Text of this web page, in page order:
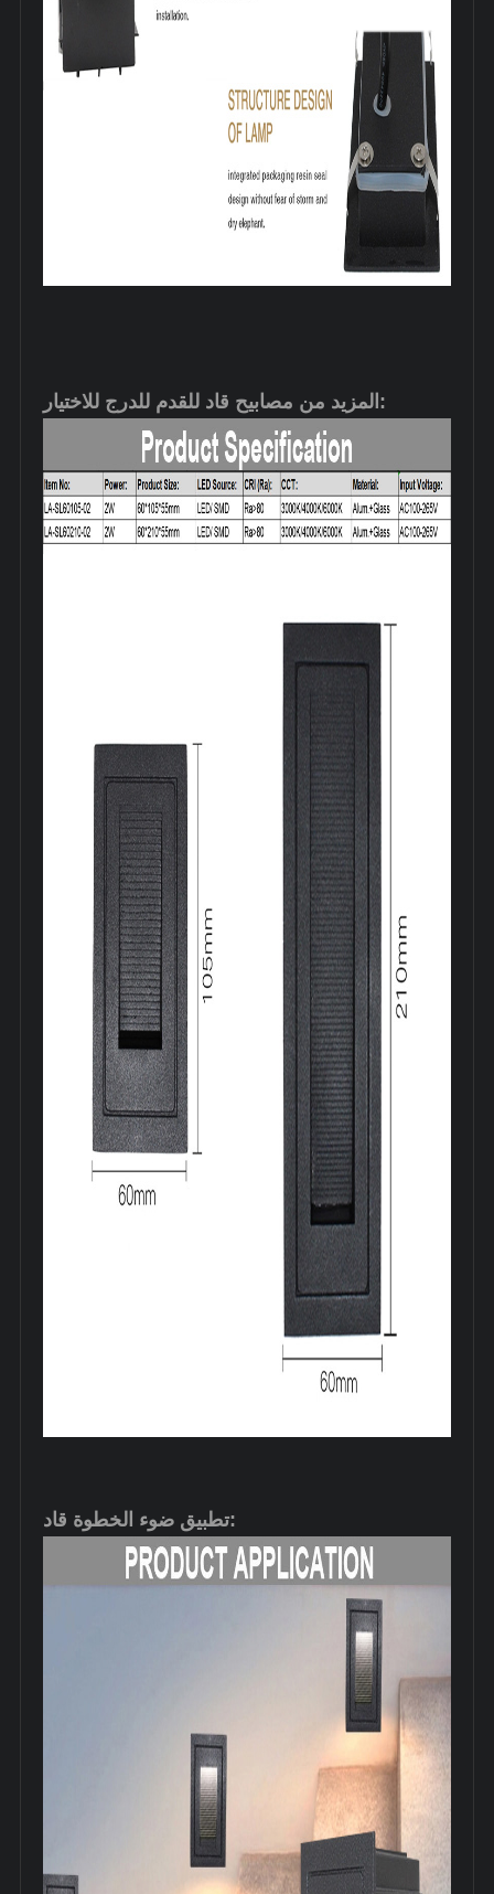
المزيد من مصابيح قاد للقدم للدرج للاختيار:
تطبيق ضوء الخطوة قاد: